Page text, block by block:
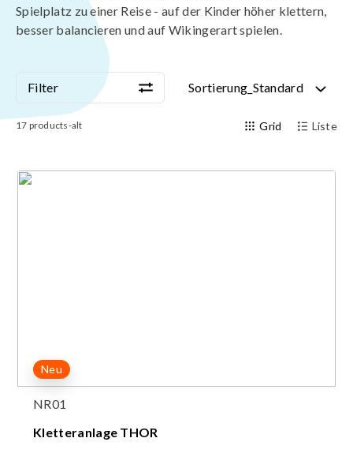
Spielplatz zu einer Reise - auf der Kinder höher klettern,
besser balancieren und auf Wikingerart spielen.
Filter Sortierung_Standard
Filter Sortierung_Standard
17 products-alt Grid Liste
Neu
NR01
Kletteranlage THOR